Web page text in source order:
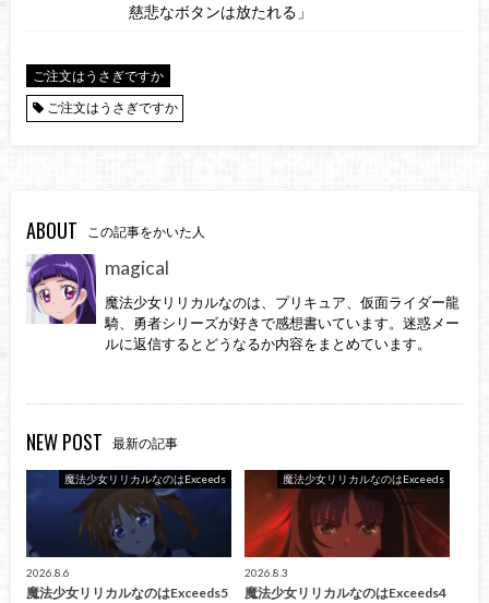
慈悲なボタンは放たれる」
ご注文はうさぎですか
ご注文はうさぎですか
ABOUT この記事をかいた人
magical
魔法少女リリカルなのは、プリキュア、仮面ライダー龍
騎、勇者シリーズが好きで感想書いています。迷惑メー
ルに返信するとどうなるか内容をまとめています。
NEW POST 最新の記事
魔法少女リリカルなのはExceeds
2026.8.6
魔法少女リリカルなのはExceeds5
魔法少女リリカルなのはExceeds
2026.8.3
魔法少女リリカルなのはExceeds4